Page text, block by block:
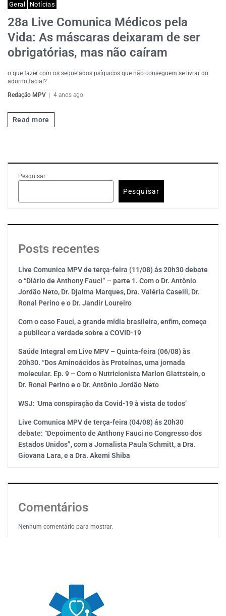
Geral Notícias
28a Live Comunica Médicos pela
Vida: As máscaras deixaram de ser
obrigatórias, mas não caíram
o que fazer com os sequelados psíquicos que não conseguem se livrar do
adorno facial?
Redação MPV
4 anos ago
Read more
Pesquisar
Pesquisar
Posts recentes
Live Comunica MPV de terça-feira (11/08) ás 20h30 debate
o “Diário de Anthony Fauci” – parte 1. Com o Dr. Antônio
Jordão Neto, Dr. Djalma Marques, Dra. Valéria Caselli, Dr.
Ronal Perino e o Dr. Jandir Loureiro
Com o caso Fauci, a grande mídia brasileira, enfim, começa
a publicar a verdade sobre a COVID-19
Saúde Integral em Live MPV – Quinta-feira (06/08) às
20h30. “Dos Aminoácidos às Proteínas, uma jornada
molecular. Ep. 9 – Com o Nutricionista Marlon Glattstein, o
Dr. Ronal Perino e o Dr. Antônio Jordão Neto
WSJ: ‘Uma conspiração da Covid-19 à vista de todos’
Live Comunica MPV de terça-feira (04/08) ás 20h30
debate: “Depoimento de Anthony Fauci no Congresso dos
Estados Unidos”, com a Jornalista Paula Schmitt, a Dra.
Giovana Lara, e a Dra. Akemi Shiba
Comentários
Nenhum comentário para mostrar.